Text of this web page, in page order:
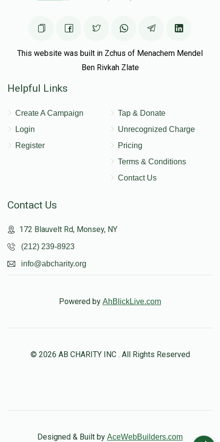
This website was built in Zchus of Menachem Mendel
Ben Rivkah Zlate
Helpful Links
Create A Campaign
Login
Register
Tap & Donate
Unrecognized Charge
Pricing
Terms & Conditions
Contact Us
Contact Us
172 Blauvelt Rd, Monsey, NY
(212) 239-8923
info@abcharity.org
Powered by AhBlickLive.com
© 2026 AB CHARITY INC . All Rights Reserved
Designed & Built by AceWebBuilders.com